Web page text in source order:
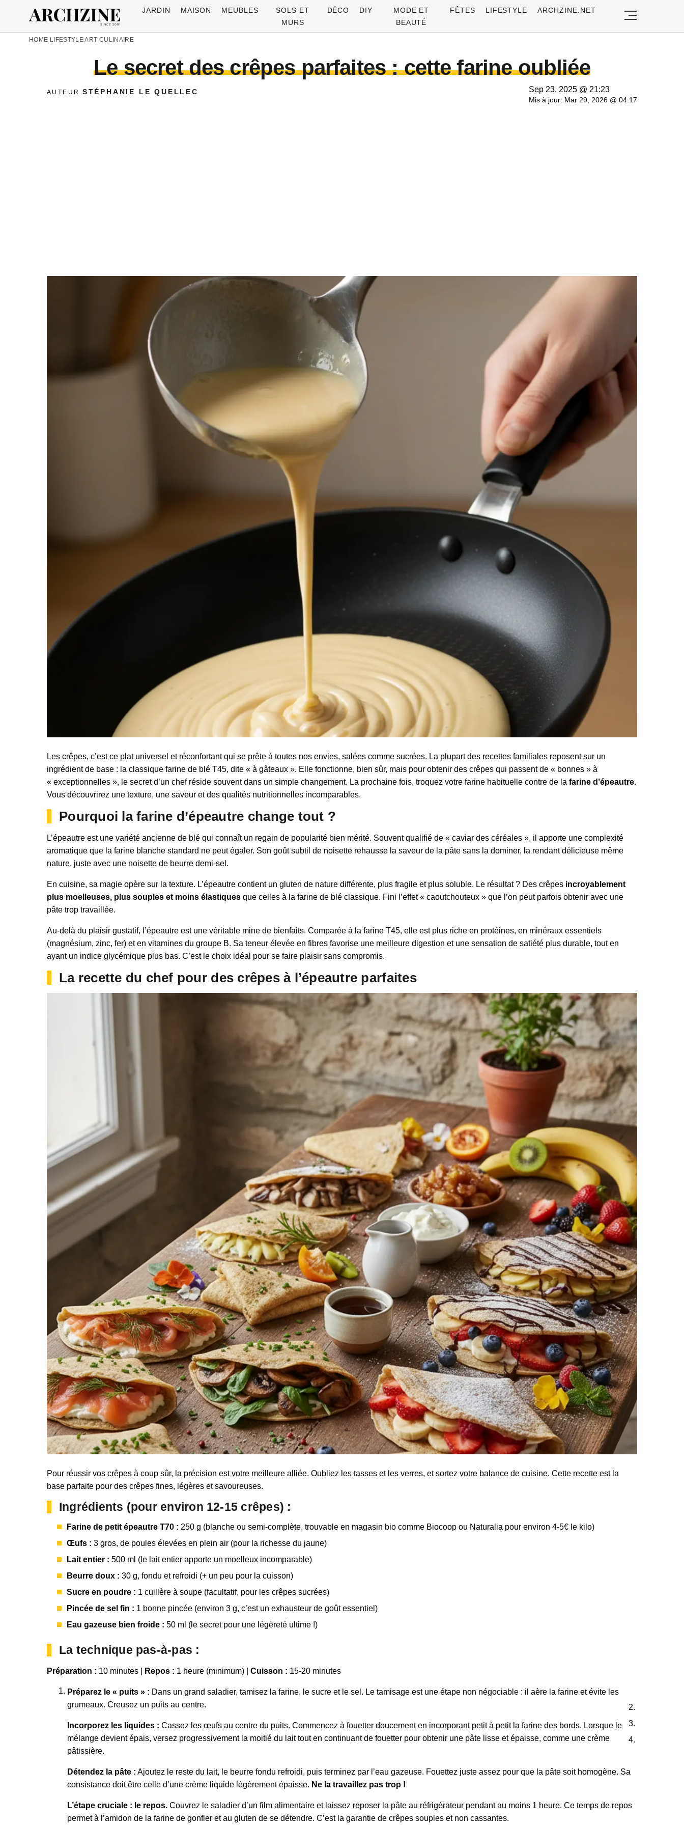
JARDIN MAISON MEUBLES
SOLS ET
MURS
DÉCO DIY
MODE ET
BEAUTÉ
FÊTES LIFESTYLE ARCHZINE.NET
HOME LIFESTYLEART CULINAIRE
Le secret des crêpes parfaites : cette farine oubliée
AUTEUR STÉPHANIE LE QUELLEC Sep 23, 2025 @ 21:23
Mis à jour: Mar 29, 2026 @ 04:17
Les crêpes, c’est ce plat universel et réconfortant qui se prête à toutes nos envies, salées comme sucrées. La plupart des recettes familiales reposent sur un
ingrédient de base : la classique farine de blé T45, dite « à gâteaux ». Elle fonctionne, bien sûr, mais pour obtenir des crêpes qui passent de « bonnes » à
« exceptionnelles », le secret d’un chef réside souvent dans un simple changement. La prochaine fois, troquez votre farine habituelle contre de la farine d’épeautre.
Vous découvrirez une texture, une saveur et des qualités nutritionnelles incomparables.
Pourquoi la farine d’épeautre change tout ?
L’épeautre est une variété ancienne de blé qui connaît un regain de popularité bien mérité. Souvent qualifié de « caviar des céréales », il apporte une complexité
aromatique que la farine blanche standard ne peut égaler. Son goût subtil de noisette rehausse la saveur de la pâte sans la dominer, la rendant délicieuse même
nature, juste avec une noisette de beurre demi-sel.
En cuisine, sa magie opère sur la texture. L’épeautre contient un gluten de nature différente, plus fragile et plus soluble. Le résultat ? Des crêpes incroyablement
plus moelleuses, plus souples et moins élastiques que celles à la farine de blé classique. Fini l’effet « caoutchouteux » que l’on peut parfois obtenir avec une
pâte trop travaillée.
Au-delà du plaisir gustatif, l’épeautre est une véritable mine de bienfaits. Comparée à la farine T45, elle est plus riche en protéines, en minéraux essentiels
(magnésium, zinc, fer) et en vitamines du groupe B. Sa teneur élevée en fibres favorise une meilleure digestion et une sensation de satiété plus durable, tout en
ayant un indice glycémique plus bas. C’est le choix idéal pour se faire plaisir sans compromis.
La recette du chef pour des crêpes à l’épeautre parfaites
Pour réussir vos crêpes à coup sûr, la précision est votre meilleure alliée. Oubliez les tasses et les verres, et sortez votre balance de cuisine. Cette recette est la
base parfaite pour des crêpes fines, légères et savoureuses.
Ingrédients (pour environ 12-15 crêpes) :
Farine de petit épeautre T70 : 250 g (blanche ou semi-complète, trouvable en magasin bio comme Biocoop ou Naturalia pour environ 4-5€ le kilo)
Œufs : 3 gros, de poules élevées en plein air (pour la richesse du jaune)
Lait entier : 500 ml (le lait entier apporte un moelleux incomparable)
Beurre doux : 30 g, fondu et refroidi (+ un peu pour la cuisson)
Sucre en poudre : 1 cuillère à soupe (facultatif, pour les crêpes sucrées)
Pincée de sel fin : 1 bonne pincée (environ 3 g, c’est un exhausteur de goût essentiel)
Eau gazeuse bien froide : 50 ml (le secret pour une légèreté ultime !)
La technique pas-à-pas :
Préparation : 10 minutes | Repos : 1 heure (minimum) | Cuisson : 15-20 minutes
Préparez le « puits » : Dans un grand saladier, tamisez la farine, le sucre et le sel. Le tamisage est une étape non négociable : il aère la farine et évite les
grumeaux. Creusez un puits au centre.
Incorporez les liquides : Cassez les œufs au centre du puits. Commencez à fouetter doucement en incorporant petit à petit la farine des bords. Lorsque le
mélange devient épais, versez progressivement la moitié du lait tout en continuant de fouetter pour obtenir une pâte lisse et épaisse, comme une crème
pâtissière.
Détendez la pâte : Ajoutez le reste du lait, le beurre fondu refroidi, puis terminez par l’eau gazeuse. Fouettez juste assez pour que la pâte soit homogène. Sa
consistance doit être celle d’une crème liquide légèrement épaisse. Ne la travaillez pas trop !
L’étape cruciale : le repos. Couvrez le saladier d’un film alimentaire et laissez reposer la pâte au réfrigérateur pendant au moins 1 heure. Ce temps de repos
permet à l’amidon de la farine de gonfler et au gluten de se détendre. C’est la garantie de crêpes souples et non cassantes.